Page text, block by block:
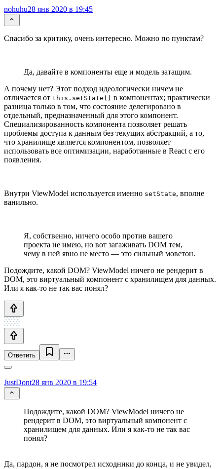
nohuhu28 янв 2020 в 19:45
Спасибо за критику, очень интересно. Можно по пунктам?
Да, давайте в компоненты еще и модель затащим.
А почему нет? Этот подход идеологически ничем не
отличается от this.setState() в компонентах; практически
разница только в том, что состояние делегировано в
отдельный, предназначенный для этого компонент.
Специализированность компонента позволяет решать
проблемы доступа к данным без текущих абстракций, а то,
что хранилище является компонентом, позволяет
использовать все оптимизации, наработанные в React с его
появления.
Внутри ViewModel используется именно setState, вполне
ванильно.
Я, собственно, ничего особо против вашего
проекта не имею, но вот загаживать DOM тем,
чему в ней явно не место — это сильный моветон.
Подождите, какой DOM? ViewModel ничего не рендерит в
DOM, это виртуальный компонент с хранилищем для данных.
Или я как-то не так вас понял?
Ответить
JustDont28 янв 2020 в 19:54
Подождите, какой DOM? ViewModel ничего не
рендерит в DOM, это виртуальный компонент с
хранилищем для данных. Или я как-то не так вас
понял?
Да, пардон, я не посмотрел исходники до конца, и не увидел,